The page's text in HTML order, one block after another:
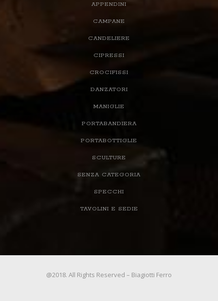
APPENDINI
CAMPANE
CANDELIERE
CIPRESSI
CROCIFISSI
DANZATORI
MANIGLIE
PORTABANDIERA
PORTABOTTIGLIE
SCULTURE
SENZA CATEGORIA
SPECCHI
TAVOLINI E SEDIE
@2018. All Rights Reserved – Biagiotti Ferro